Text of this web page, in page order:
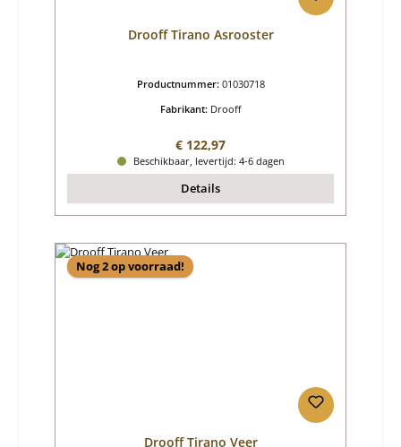
Drooff Tirano Asrooster
Productnummer: 01030718
Fabrikant: Drooff
Normale prijs:
€ 122,97
Beschikbaar, levertijd: 4-6 dagen
Details
Nog 2 op voorraad!
Drooff Tirano Veer